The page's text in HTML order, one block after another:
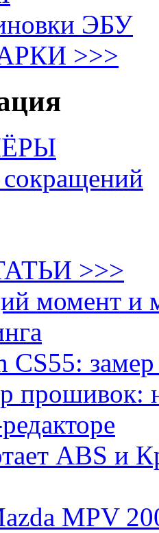
ЭБУ
>>>
>>>
момент и
CS55:
прошивок:
ABS и
MPV